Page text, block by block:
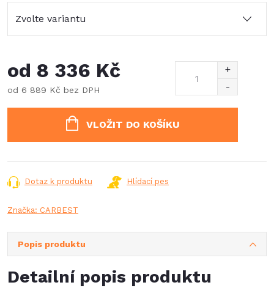
od 8 336 Kč
od 6 889 Kč bez DPH
VLOŽIT DO KOŠÍKU
Dotaz k produktu Hlídací pes
Značka: CARBEST
Popis produktu
Detailní popis produktu